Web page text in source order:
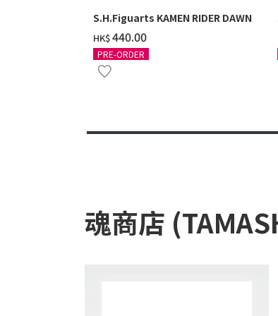
S.H.Figuarts KAMEN RIDER DAWN
HK$‌440.00
PRE-ORDER
魂商店